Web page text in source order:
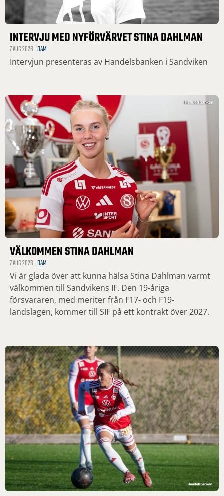
INTERVJU MED NYFÖRVÄRVET STINA DAHLMAN
7 AUG 2026 DAM
Intervjun presenteras av Handelsbanken i Sandviken
VÄLKOMMEN STINA DAHLMAN
7 AUG 2026 DAM
Vi är glada över att kunna hälsa Stina Dahlman varmt
välkommen till Sandvikens IF. Den 19-åriga
försvararen, med meriter från F17- och F19-
landslagen, kommer till SIF på ett kontrakt över 2027.